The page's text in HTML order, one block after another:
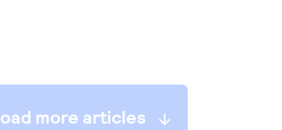
load more articles